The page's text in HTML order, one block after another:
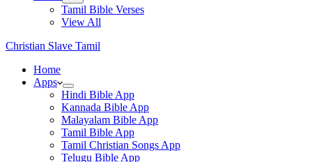
Tamil Bible Verses
View All
Christian Slave Tamil
Home
Apps
Hindi Bible App
Kannada Bible App
Malayalam Bible App
Tamil Bible App
Tamil Christian Songs App
Telugu Bible App